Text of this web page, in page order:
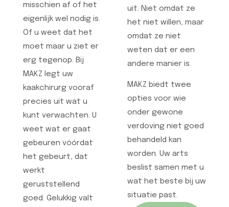
misschien af of het
eigenlijk wel nodig is.
Of u weet dat het
moet maar u ziet er
erg tegenop. Bij
MAKZ legt uw
kaakchirurg vooraf
precies uit wat u
kunt verwachten. U
weet wat er gaat
gebeuren vóórdat
het gebeurt, dat
werkt
geruststellend
goed. Gelukkig valt
uit. Niet omdat ze
het niet willen, maar
omdat ze niet
weten dat er een
andere manier is.
MAKZ biedt twee
opties voor wie
onder gewone
verdoving niet goed
behandeld kan
worden. Uw arts
beslist samen met u
wat het beste bij uw
situatie past.